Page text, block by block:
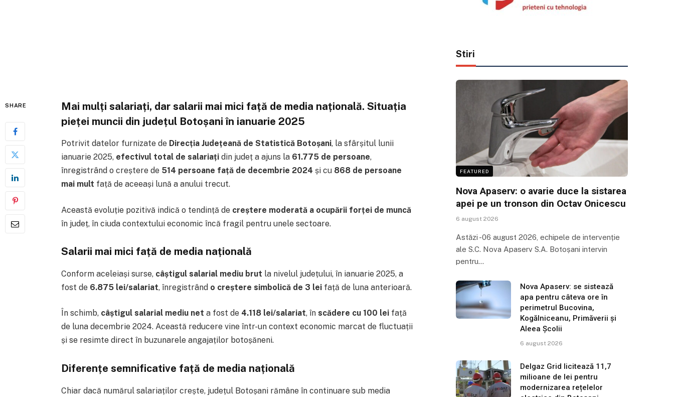
SHARE
Mai mulți salariați, dar salarii mai mici față de media națională. Situația
pieței muncii din județul Botoșani în ianuarie 2025
Potrivit datelor furnizate de Direcția Județeană de Statistică Botoșani, la sfârșitul lunii
ianuarie 2025, efectivul total de salariațidin județ a ajuns la 61.775 de persoane,
înregistrând o creștere de 514 persoane față de decembrie 2024 și cu 868 de persoane
mai mult față de aceeași lună a anului trecut.
Această evoluție pozitivă indică o tendință de creștere moderată a ocupării forței de muncă
în județ, în ciuda contextului economic încă fragil pentru unele sectoare.
Salarii mai mici față de media națională
Conform aceleiași surse, câștigul salarial mediu brut la nivelul județului, în ianuarie 2025, a
fost de 6.875 lei/salariat, înregistrând o creștere simbolică de 3 leifață de luna anterioară.
În schimb, câștigul salarial mediu net a fost de 4.118 lei/salariat, în scădere cu 100 leifață
de luna decembrie 2024. Această reducere vine într-un context economic marcat de fluctuații
și se resimte direct în buzunarele angajaților botoșăneni.
Diferențe semnificative față de media națională
Chiar dacă numărul salariaților crește, județul Botoșani rămâne în continuare sub media
Stiri
FEATURED
Nova Apaserv: o avarie duce la sistarea
apei pe un tronson din Octav Onicescu
6 august 2026
Astăzi -06 august 2026, echipele de intervenție
ale S.C. Nova Apaserv S.A. Botoșani intervin
pentru…
Nova Apaserv: se sistează
apa pentru câteva ore în
perimetrul Bucovina,
Kogălniceanu, Primăverii și
Aleea Școlii
6 august 2026
Delgaz Grid licitează 11,7
milioane de lei pentru
modernizarea rețelelor